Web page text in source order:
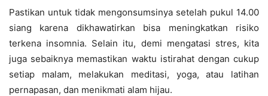
Pastikan untuk tidak mengonsumsinya setelah pukul 14.00
siang karena dikhawatirkan bisa meningkatkan risiko
terkena insomnia. Selain itu, demi mengatasi stres, kita
juga sebaiknya memastikan waktu istirahat dengan cukup
setiap malam, melakukan meditasi, yoga, atau latihan
pernapasan, dan menikmati alam hijau.